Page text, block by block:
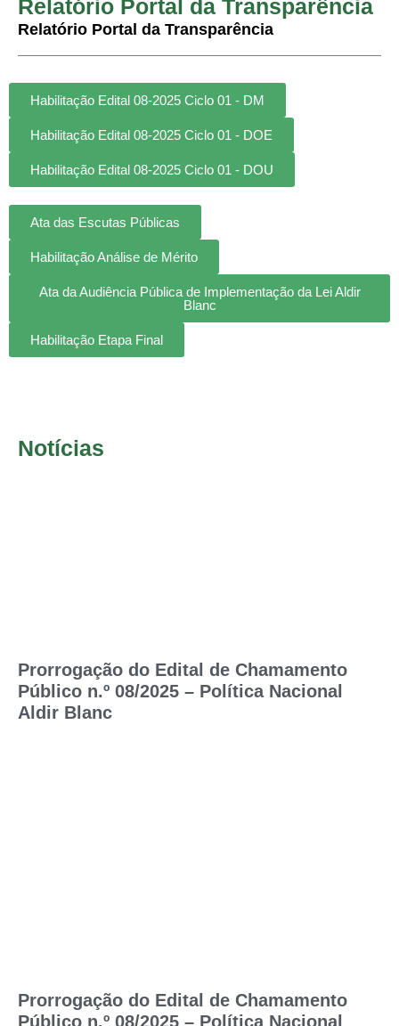
Relatório Portal da Transparência
Relatório Portal da Transparência
Habilitação Edital 08-2025 Ciclo 01 - DM
Habilitação Edital 08-2025 Ciclo 01 - DOE
Habilitação Edital 08-2025 Ciclo 01 - DOU
Ata das Escutas Públicas
Habilitação Análise de Mérito
Ata da Audiência Pública de Implementação da Lei Aldir
Blanc
Habilitação Etapa Final
Notícias
Prorrogação do Edital de Chamamento
Público n.º 08/2025 – Política Nacional
Aldir Blanc
Prorrogação do Edital de Chamamento
Público n.º 08/2025 – Política Nacional